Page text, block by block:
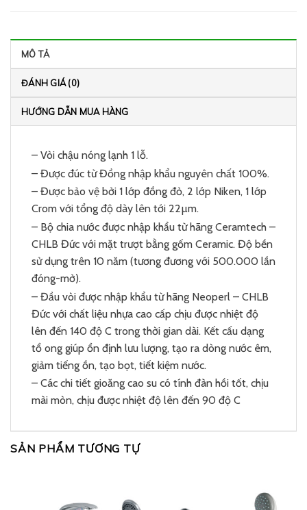
MÔ TẢ
ĐÁNH GIÁ (0)
HƯỚNG DẪN MUA HÀNG
– Vòi chậu nóng lạnh 1 lỗ.
– Được đúc từ Đồng nhập khẩu nguyên chất 100%.
– Được bảo vệ bởi 1 lớp đồng đỏ, 2 lớp Niken, 1 lớp
Crom với tổng độ dày lên tới 22µm.
– Bộ chia nước được nhập khẩu từ hãng Ceramtech –
CHLB Đức với mặt trượt bằng gốm Ceramic. Độ bền
sử dụng trên 10 năm (tương đương với 500.000 lần
đóng-mở).
– Đầu vòi được nhập khẩu từ hãng Neoperl – CHLB
Đức với chất liệu nhựa cao cấp chịu được nhiệt độ
lên đến 140 độ C trong thời gian dài. Kết cấu dạng
tổ ong giúp ổn định lưu lượng, tạo ra dòng nước êm,
giảm tiếng ồn, tạo bọt, tiết kiệm nước.
– Các chi tiết gioăng cao su có tính đàn hồi tốt, chịu
mài mòn, chịu được nhiệt độ lên đến 90 độ C
SẢN PHẨM TƯƠNG TỰ